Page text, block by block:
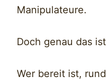
Manipulateure.
Doch genau das
Wer bereit ist, rund